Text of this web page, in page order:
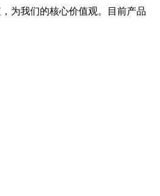
为我们的核心价值观。目前产品